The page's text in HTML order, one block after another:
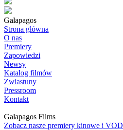
Galapagos
Strona główna
O nas
Premiery
Zapowiedzi
Newsy
Katalog filmów
Zwiastuny
Pressroom
Kontakt
Galapagos Films
Zobacz nasze premiery kinowe i VOD